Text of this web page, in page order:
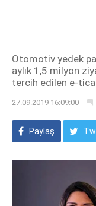
Otomotiv yedek
aylık 1,5 milyon
tercih edilen e-
27.09.2019 16:09:00
Paylaş